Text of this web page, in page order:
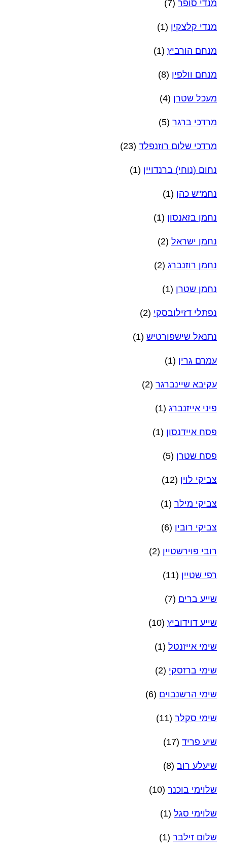
מנדי סופר (7)
מנדי קלצקין (1)
מנחם הורביץ (1)
מנחם וולפין (8)
מעכל שטרן (4)
מרדכי ברגר (5)
מרדכי שלום רוזנפלד (23)
נחום (נוחי) ברנדויין (1)
נחמ"ש כהן (1)
נחמן בזאנסון (1)
נחמן ישראל (2)
נחמן רוזנברג (2)
נחמן שטרן (1)
נפתלי דזילובסקי (2)
נתנאל שישפורטיש (1)
עמרם גרין (1)
עקיבא שיינברגר (2)
פיני אייזנברג (1)
פסח איידנסון (1)
פסח שטרן (5)
צביקי לוין (12)
צביקי מילר (1)
צביקי רובין (6)
רובי פוירשטיין (2)
רפי שטיין (11)
שייע ברים (7)
שייע דוידוביץ (10)
שימי אייזנטל (1)
שימי ברזסקי (2)
שימי הרשנבוים (6)
שימי סקלר (11)
שיע פריד (17)
שיעלע רוב (8)
שלוימי בוכנר (10)
שלוימי סגל (1)
שלום זילבר (1)